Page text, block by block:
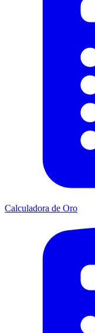
Calculadora de Oro